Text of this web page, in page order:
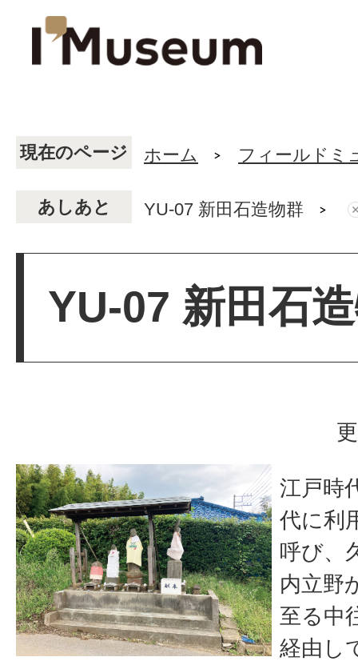
現在のページ ホーム フィールドミ
あしあと YU-07 新田石造物群
YU-07 新田石
江戸時
代に利
呼び、
内立野
至る中
経由し